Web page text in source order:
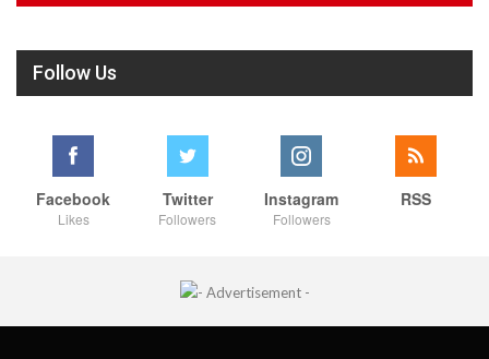
Follow Us
Facebook
Likes
Twitter
Followers
Instagram
Followers
RSS